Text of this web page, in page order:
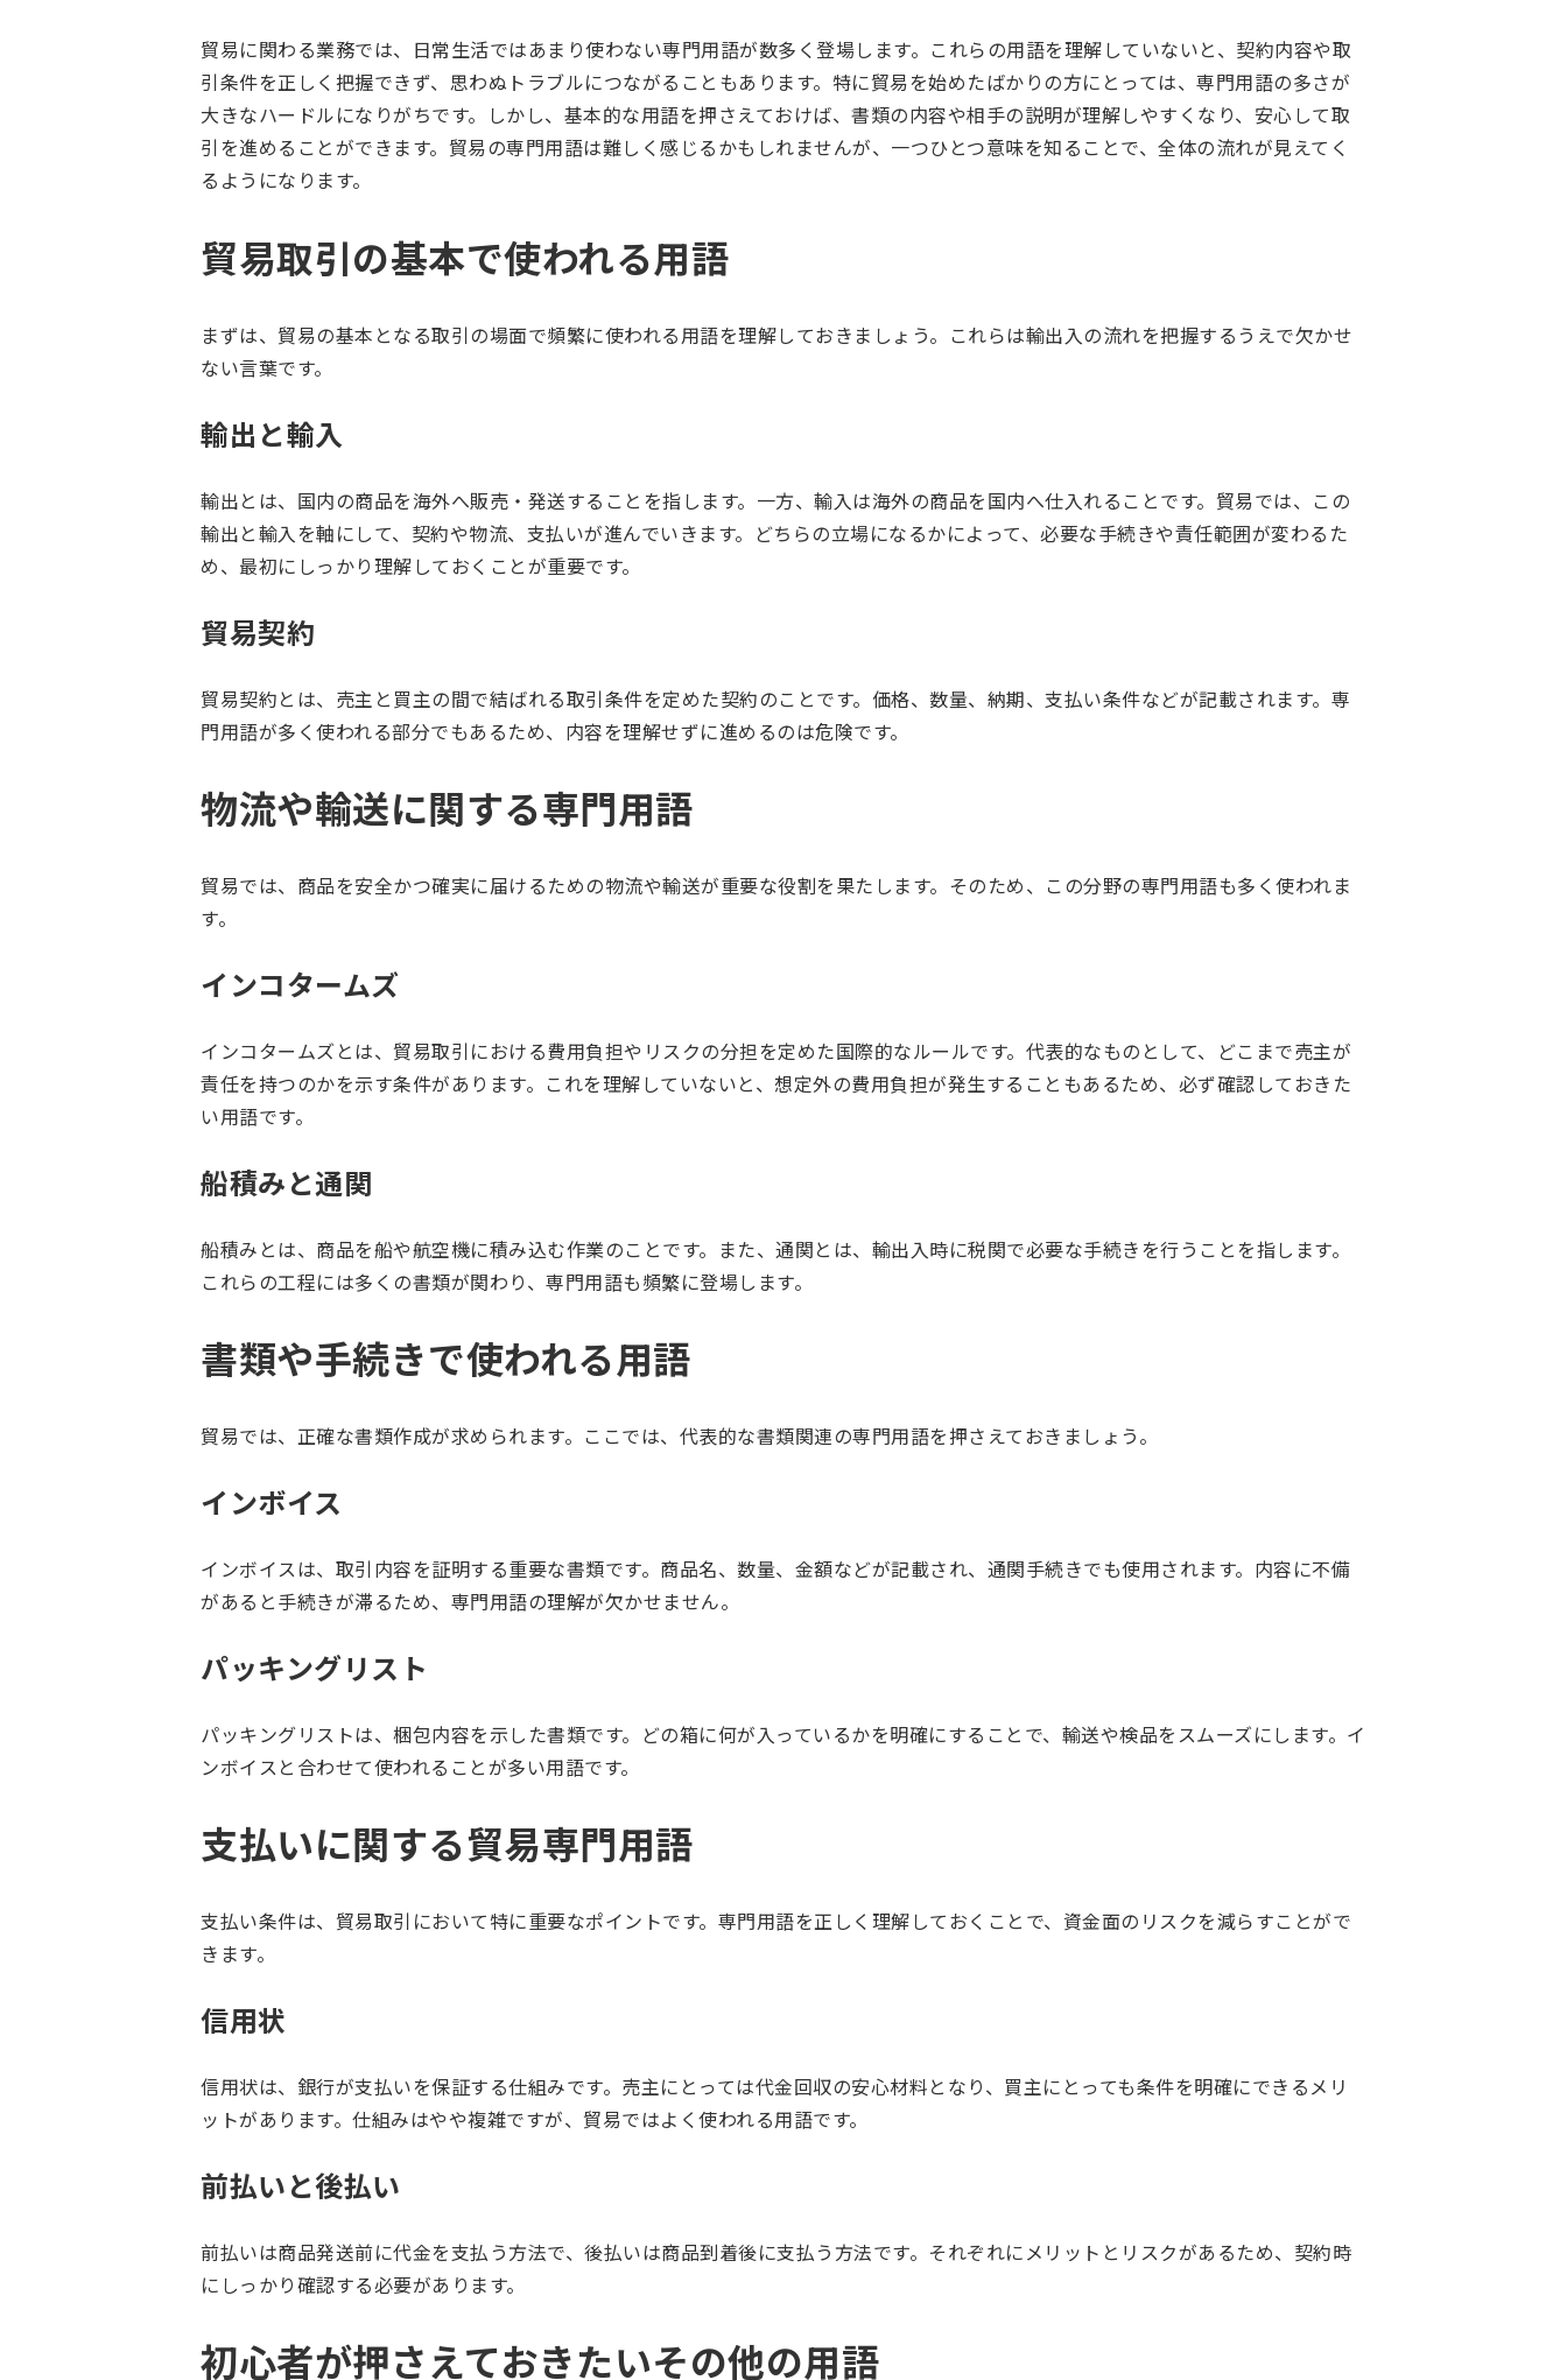
貿易に関わる業務では、日常生活ではあまり使わない専門用語が数多く登場します。これらの用語を理解していないと、契約内容や取
引条件を正しく把握できず、思わぬトラブルにつながることもあります。特に貿易を始めたばかりの方にとっては、専門用語の多さが
大きなハードルになりがちです。しかし、基本的な用語を押さえておけば、書類の内容や相手の説明が理解しやすくなり、安心して取
引を進めることができます。貿易の専門用語は難しく感じるかもしれませんが、一つひとつ意味を知ることで、全体の流れが見えてく
るようになります。
貿易取引の基本で使われる用語
まずは、貿易の基本となる取引の場面で頻繁に使われる用語を理解しておきましょう。これらは輸出入の流れを把握するうえで欠かせ
ない言葉です。
輸出と輸入
輸出とは、国内の商品を海外へ販売・発送することを指します。一方、輸入は海外の商品を国内へ仕入れることです。貿易では、この
輸出と輸入を軸にして、契約や物流、支払いが進んでいきます。どちらの立場になるかによって、必要な手続きや責任範囲が変わるた
め、最初にしっかり理解しておくことが重要です。
貿易契約
貿易契約とは、売主と買主の間で結ばれる取引条件を定めた契約のことです。価格、数量、納期、支払い条件などが記載されます。専
門用語が多く使われる部分でもあるため、内容を理解せずに進めるのは危険です。
物流や輸送に関する専門用語
貿易では、商品を安全かつ確実に届けるための物流や輸送が重要な役割を果たします。そのため、この分野の専門用語も多く使われま
す。
インコタームズ
インコタームズとは、貿易取引における費用負担やリスクの分担を定めた国際的なルールです。代表的なものとして、どこまで売主が
責任を持つのかを示す条件があります。これを理解していないと、想定外の費用負担が発生することもあるため、必ず確認しておきた
い用語です。
船積みと通関
船積みとは、商品を船や航空機に積み込む作業のことです。また、通関とは、輸出入時に税関で必要な手続きを行うことを指します。
これらの工程には多くの書類が関わり、専門用語も頻繁に登場します。
書類や手続きで使われる用語
貿易では、正確な書類作成が求められます。ここでは、代表的な書類関連の専門用語を押さえておきましょう。
インボイス
インボイスは、取引内容を証明する重要な書類です。商品名、数量、金額などが記載され、通関手続きでも使用されます。内容に不備
があると手続きが滞るため、専門用語の理解が欠かせません。
パッキングリスト
パッキングリストは、梱包内容を示した書類です。どの箱に何が入っているかを明確にすることで、輸送や検品をスムーズにします。イ
ンボイスと合わせて使われることが多い用語です。
支払いに関する貿易専門用語
支払い条件は、貿易取引において特に重要なポイントです。専門用語を正しく理解しておくことで、資金面のリスクを減らすことがで
きます。
信用状
信用状は、銀行が支払いを保証する仕組みです。売主にとっては代金回収の安心材料となり、買主にとっても条件を明確にできるメリ
ットがあります。仕組みはやや複雑ですが、貿易ではよく使われる用語です。
前払いと後払い
前払いは商品発送前に代金を支払う方法で、後払いは商品到着後に支払う方法です。それぞれにメリットとリスクがあるため、契約時
にしっかり確認する必要があります。
初心者が押さえておきたいその他の用語